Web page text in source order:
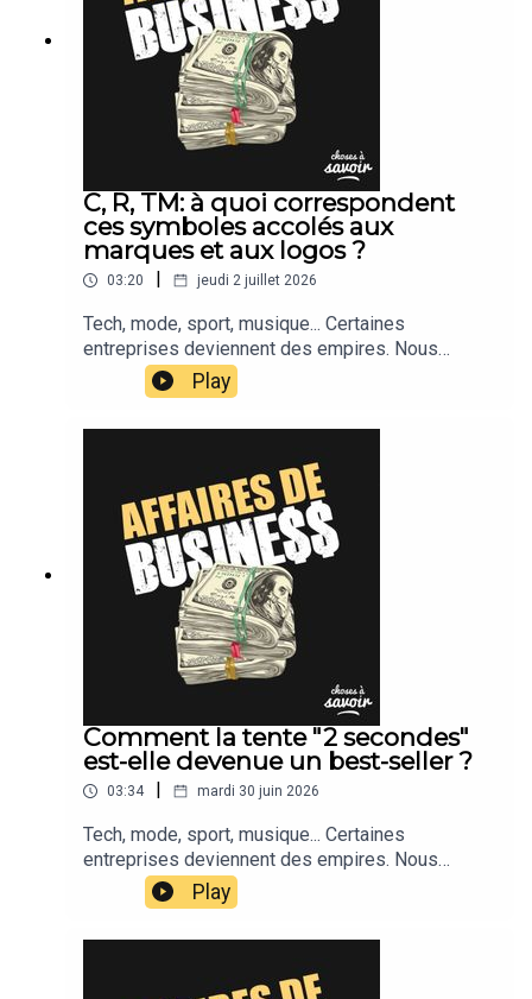
C, R, TM: à quoi correspondent
ces symboles accolés aux
marques et aux logos ?
03:20 | jeudi 2 juillet 2026
Tech, mode, sport, musique... Certaines
entreprises deviennent des empires. Nous
suivons leur actu.
Play
Comment la tente "2 secondes"
est-elle devenue un best-seller ?
03:34 | mardi 30 juin 2026
Tech, mode, sport, musique... Certaines
entreprises deviennent des empires. Nous
suivons leur actu.
Play